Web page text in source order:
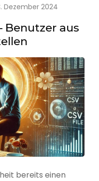
Dezember 2024
Benutzer aus
bereits einen